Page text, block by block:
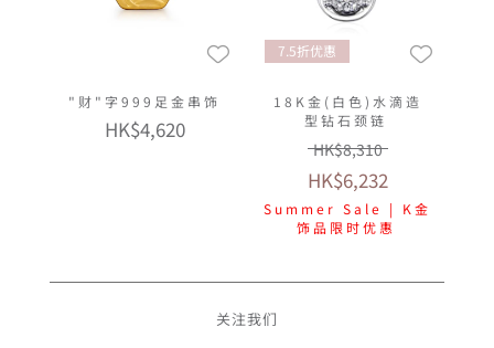
"财"字999足金串饰
HK$4,620
7.5折优惠
18K金(白色)水滴造
型钻石颈链
HK$8,310
HK$6,232
Summer Sale | K金
饰品限时优惠
关注我们